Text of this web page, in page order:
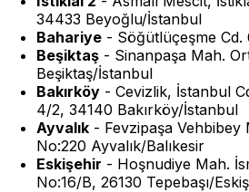
34433 Beyoğlu/İstanbul
Bahariye - Söğütlüçeşme Cd.
Beşiktaş - Sinanpaşa Mah.
Beşiktaş/İstanbul
Bakırköy - Cevizlik, İstanbul
4/2, 34140 Bakırköy/İstanbul
Ayvalık - Fevzipaşa Vehbibey
No:220 Ayvalık/Balıkesir
Eskişehir - Hoşnudiye Mah.
No:16/B, 26130 Tepebaşı/